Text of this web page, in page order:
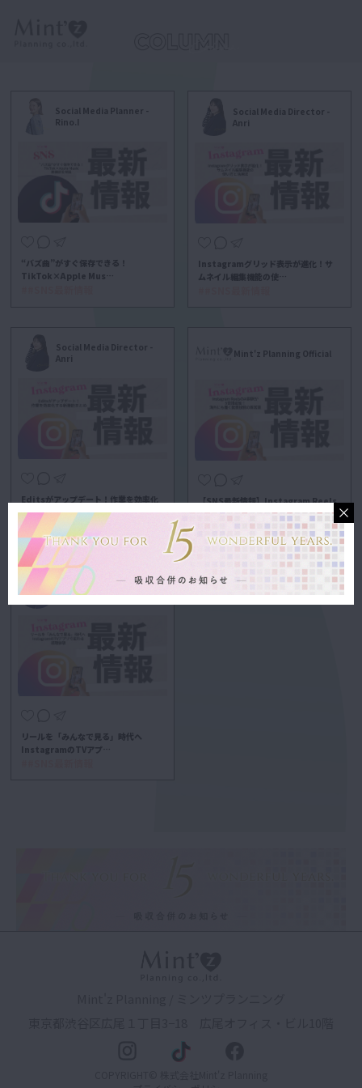
Social Media Planner -
Rino.I
“バズ曲”がすぐ保存できる！
TikTok×Apple Mus…
Social Media Director -
Anri
Instagramグリッド表示が進化！サ
ムネイル編集機能の使…
Social Media Director -
Anri
Editsがアップデート！作業を効率化
する新機能まとめ
##SNS最新情報
Mint'z Planning Official
【SNS最新情報】Instagram Reels
のAI翻訳が…
##SNS最新情報
Social Media Planner -
Hina
リールを「みんなで見る」時代へ
InstagramのTVアプ…